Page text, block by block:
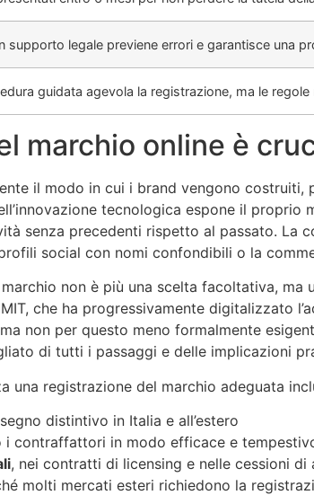
supporto legale previene errori e garantisce una
guidata agevola la registrazione, ma le
marchio online è
il modo in cui i brand vengono costruiti,
tecnologica espone il
senza precedenti rispetto al passato. La
social con nomi confondibili o la
non è più una scelta facoltativa, ma
che ha progressivamente digitalizzato
non per questo meno formalmente
di tutti i passaggi e delle implicazioni
una registrazione del marchio adeguata
segno distintivo in Italia e all’estero
i contraffattori in modo efficace e
, nei contratti di licensing e nelle cessioni di
molti mercati esteri richiedono la